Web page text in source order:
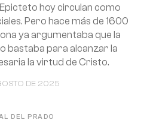
DE 2025
hoy circulan como
Pero hace más de 1600
ya argumentaba que la
bastaba para alcanzar la
la virtud de Cristo.
DEL PRADO